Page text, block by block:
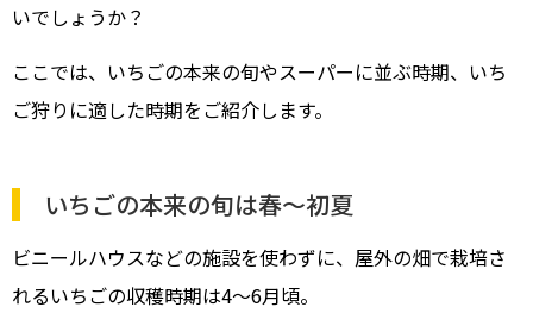
いでしょうか？
ここでは、いちごの本来の旬やスーパーに並ぶ時期、いち
ご狩りに適した時期をご紹介します。
いちごの本来の旬は春～初夏
ビニールハウスなどの施設を使わずに、屋外の畑で栽培さ
れるいちごの収穫時期は4～6月頃。